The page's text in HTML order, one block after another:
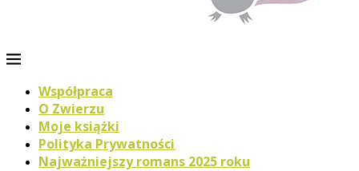
Współpraca
O Zwierzu
Moje książki
Polityka Prywatności
Najważniejszy romans 2025 roku